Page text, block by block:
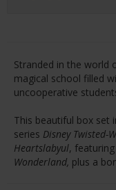
Stranded in the world
magical school filled
uncooperative
This beautiful box set
series Disney Twisted-
Heartslabyul,
Wonderland, plus a